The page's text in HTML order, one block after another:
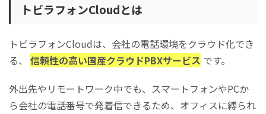
トビラフォンCloudとは
トビラフォンCloudは、会社の電話環境をクラウド化でき
る、 信頼性の高い国産クラウドPBXサービス です。
外出先やリモートワーク中でも、スマートフォンやPCか
ら会社の電話番号で発着信できるため、オフィスに縛られ